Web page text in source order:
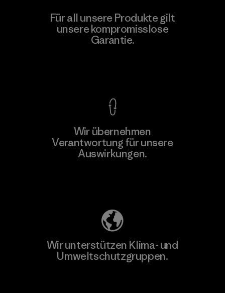
Mehr dazu
Youngone Namdinh Co., Ltd.
Für all unsere Produkte gilt
unsere kompromisslose
Garantie.
Wir übernehmen
Verantwortung für unsere
Auswirkungen.
Wir unterstützen Klima- und
Umweltschutzgruppen.